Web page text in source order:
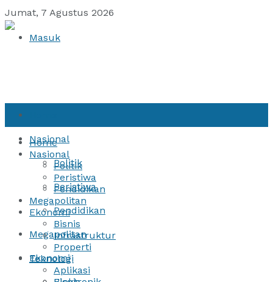
Jumat, 7 Agustus 2026
Masuk
Nasional
Politik
Peristiwa
Pendidikan
Megapolitan
Ekonomi
Home
Nasional
Politik
Peristiwa
Pendidikan
Megapolitan
Ekonomi
Bisnis
Infrastruktur
Properti
Teknologi
Aplikasi